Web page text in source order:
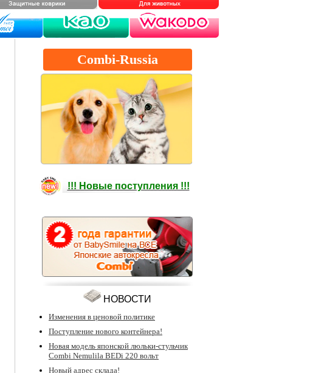
Combi-Russia
!!! Новые поступления !!!
НОВОСТИ
Изменения в ценовой политике
Поступление нового контейнера!
Новая модель японской люльки-стульчик
Combi Nemulila BEDi 220 вольт
Новый адрес склада!